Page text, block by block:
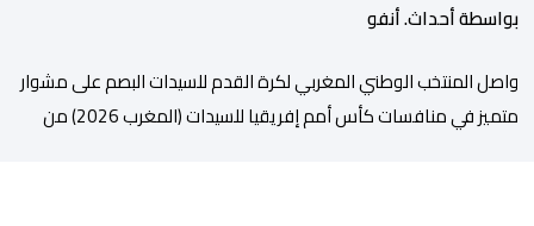
بواسطة أحداث. أنفو
واصل المنتخب الوطني المغربي لكرة القدم للسيدات البصم على مشوار
متميز في منافسات كأس أمم إفريقيا للسيدات (المغرب 2026) من